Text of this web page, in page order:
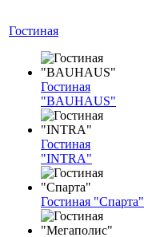
Гостиная
Гостиная
"BAUHAUS"
Гостиная
"INTRA"
Гостиная "Спарта"